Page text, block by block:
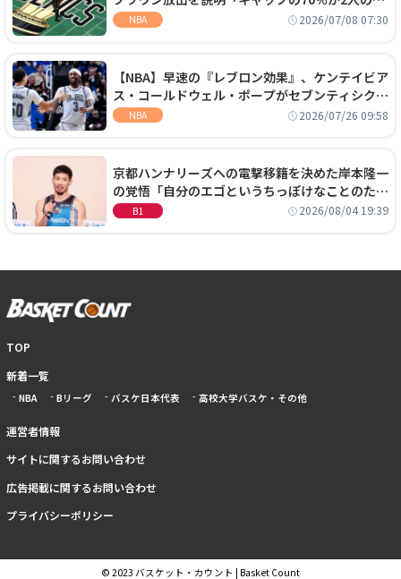
手に集中するチームでは勝てない」
NBA 2026/07/08 07:30
【NBA】早速の『レブロン効果』、ケンテイビア
ス・コールドウェル・ポープがセブンティシクサ
ーズに1年契約で加入
NBA 2026/07/26 09:58
京都ハンナリーズへの電撃移籍を決めた岸本隆一
の覚悟「自分のエゴというちっぽけなことのため
に、京都に来たわけではない」
B1 2026/08/04 19:39
TOP
新着一覧
NBA Bリーグ バスケ日本代表 高校大学バスケ・その他
運営者情報
サイトに関するお問い合わせ
広告掲載に関するお問い合わせ
プライバシーポリシー
© 2023 バスケット・カウント | Basket Count